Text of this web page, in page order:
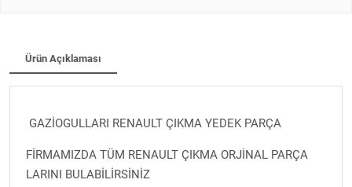
Ürün Açıklaması
GAZİOGULLARI RENAULT ÇIKMA YEDEK PARÇA
FİRMAMIZDA TÜM RENAULT ÇIKMA ORJİNAL PARÇA
LARINI BULABİLİRSİNİZ